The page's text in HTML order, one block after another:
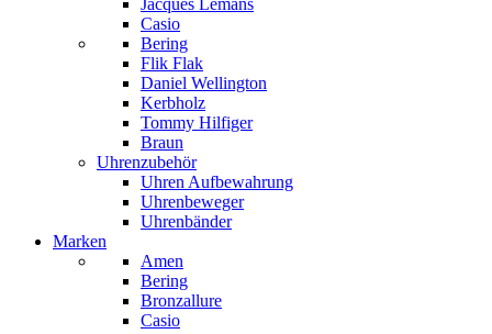
Jacques Lemans
Casio
Bering
Flik Flak
Daniel Wellington
Kerbholz
Tommy Hilfiger
Braun
Uhrenzubehör
Uhren Aufbewahrung
Uhrenbeweger
Uhrenbänder
Marken
Amen
Bering
Bronzallure
Casio